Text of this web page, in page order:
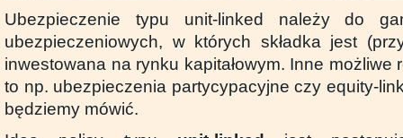
Ubezpieczenie typu unit-linked należy do
ubezpieczeniowych, w których składka jest
inwestowana na rynku kapitałowym. Inne możliwe
to np. ubezpieczenia partycypacyjne czy equity-
będziemy mówić.